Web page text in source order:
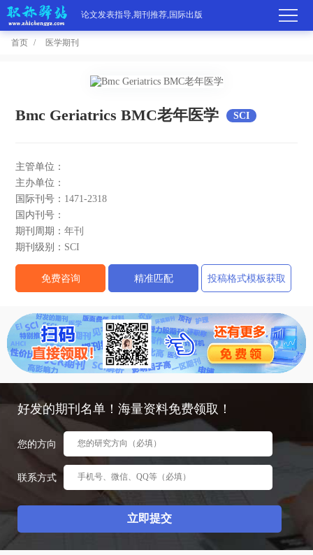
论文发表指导,期刊推荐,国际出版
态
范
文
于
首页 医学期刊
Bmc Geriatrics BMC老年医学 SCI
主管单位：
主办单位：
国际刊号： 1471-2318
国内刊号：
期刊周期：年刊
期刊级别： SCI
免费咨询 精准匹配 投稿格式模板获取
好发的期刊名单！海量资料免费领取！
您的方向
联系方式